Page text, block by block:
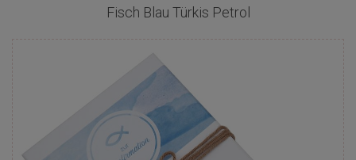
Fisch Blau Türkis Petrol